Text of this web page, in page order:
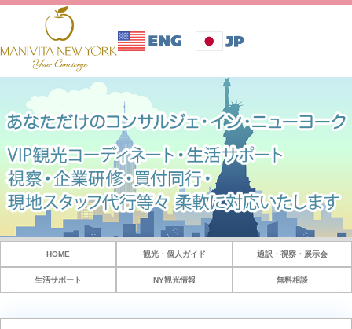
HOME 観光・個人ガイド 通訳・視察・展示会
生活サポート NY観光情報 無料相談